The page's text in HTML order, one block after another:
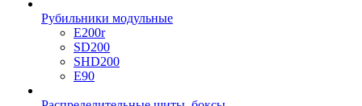
Рубильники модульные
E200r
SD200
SHD200
E90